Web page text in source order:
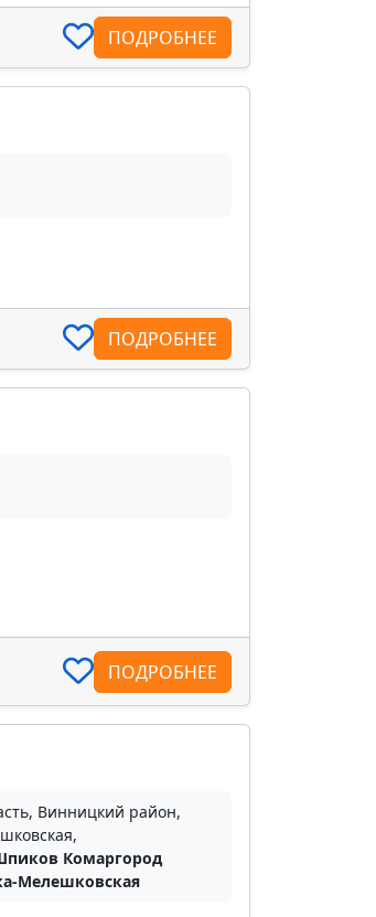
ПОДРОБНЕЕ
ПОДРОБНЕЕ
ПОДРОБНЕЕ
Винницкий район,
Комаргород
Мелешковская